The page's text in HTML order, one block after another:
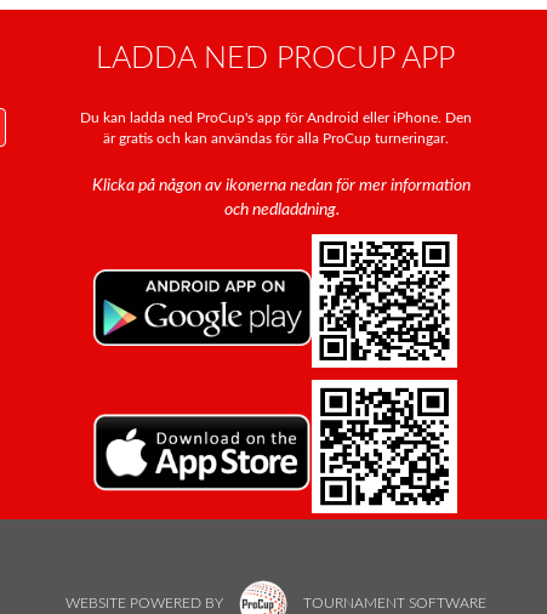
LADDA NED PROCUP APP
Du kan ladda ned ProCup's app för Android eller iPhone. Den
är gratis och kan användas för alla ProCup turneringar.
Klicka på någon av ikonerna nedan för mer information
och nedladdning.
WEBSITE POWERED BY TOURNAMENT SOFTWARE